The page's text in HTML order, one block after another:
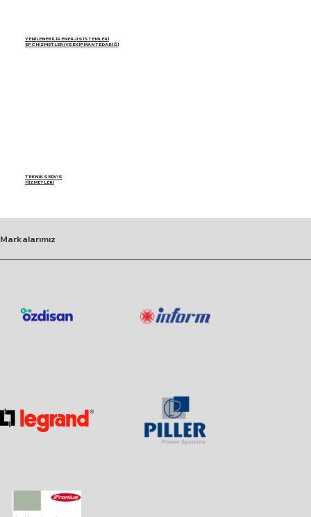
YENİLENEBİLİR ENERJİ SİSTEMLERİ
EPC HİZMETLERİ VE EKİPMAN TEDARİĞİ
TEKNİK SERVİS
HİZMETLERİ
Markalarımız